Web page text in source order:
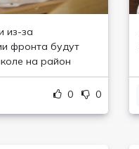
из-за
фронта будут
на район
0 0